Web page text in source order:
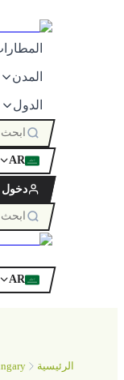
المدن
الدول
ٱللَّٰه AR
دخول
ٱللَّٰه AR
الرئيسية